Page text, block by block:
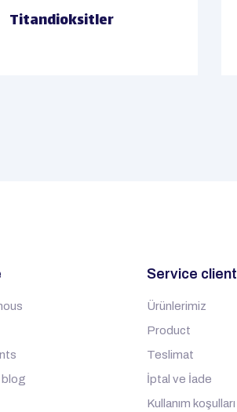
Titandioksitler
Service client
Ürünlerimiz
Product
Teslimat
İptal ve İade
Kullanım koşulları